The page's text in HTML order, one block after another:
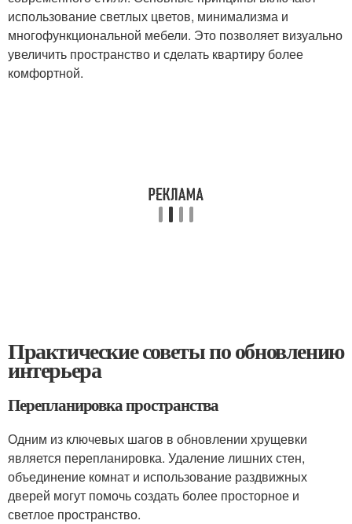
использование светлых цветов, минимализма и
многофункциональной мебели. Это позволяет визуально
увеличить пространство и сделать квартиру более
комфортной.
Практические советы по обновлению
интерьера
Перепланировка пространства
Одним из ключевых шагов в обновлении хрущевки
является перепланировка. Удаление лишних стен,
объединение комнат и использование раздвижных
дверей могут помочь создать более просторное и
светлое пространство.